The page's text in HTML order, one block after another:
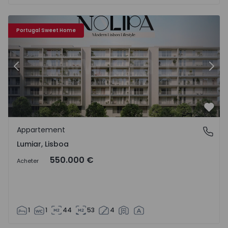
Portugal Sweet Home
Appartement T1 Lisboa, Lumiar - 1504600 - 1
Précédent
Lumiar, Lisboa
Appartement
Lumiar, Lisboa
Acheter 550.000 €
1 1 44 53 4